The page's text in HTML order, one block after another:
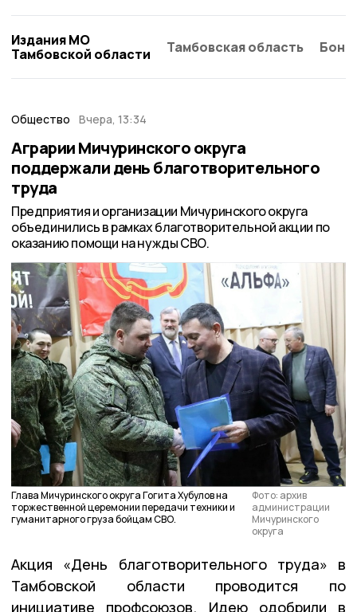
Издания МО
Тамбовской области
Тамбовская область
Общество Вчера, 13:34
Аграрии Мичуринского округа
поддержали день благотворительного
труда
Предприятия и организации Мичуринского округа
объединились в рамках благотворительной акции по
оказанию помощи на нужды СВО.
Глава Мичуринского округа Гогита Хубулов на
торжественной церемонии передачи техники и
гуманитарного груза бойцам СВО.
Фото: архив
администрации
Мичуринского
округа
Акция «День благотворительного труда» в
Тамбовской области проводится по
инициативе профсоюзов. Идею одобрили в